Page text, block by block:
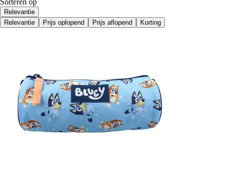
Relevantie
Relevantie
Prijs oplopend Prijs aflopend Korting